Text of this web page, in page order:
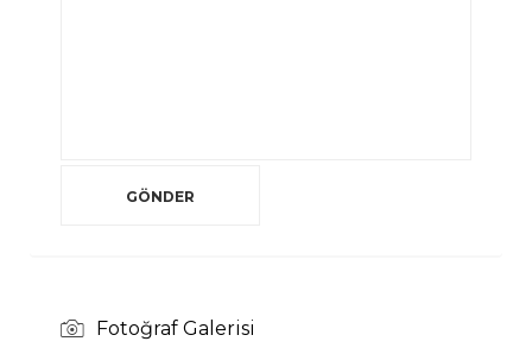
Fotoğraf Galerisi